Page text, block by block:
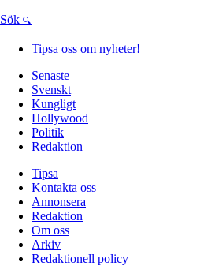
Sök
Tipsa oss om nyheter!
Senaste
Svenskt
Kungligt
Hollywood
Politik
Redaktion
Tipsa
Kontakta oss
Annonsera
Redaktion
Om oss
Arkiv
Redaktionell policy